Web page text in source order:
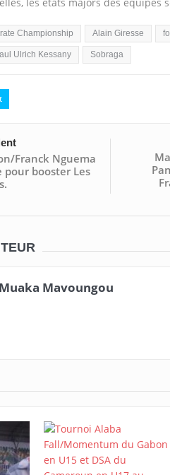
Championship Alain Giresse
Ulrich Kessany Sobraga
Franck Nguema
pour booster Les
Mavoungou